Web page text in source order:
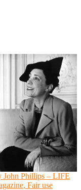
John Phillips – LIFE
Fair use